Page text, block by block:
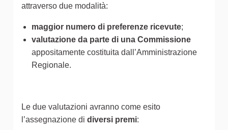
attraverso due modalità:
maggior numero di preferenze ricevute;
valutazione da parte di una Commissione
appositamente costituita dall’Amministrazione
Regionale.
Le due valutazioni avranno come esito
l’assegnazione di diversi premi: